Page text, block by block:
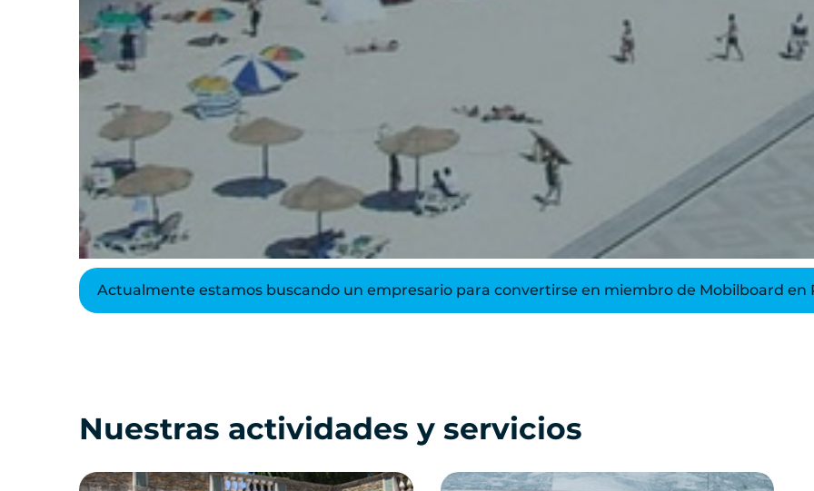
Actualmente estamos buscando un empresario para convertirse en miembro de Mobilboard en
Nuestras actividades y servicios